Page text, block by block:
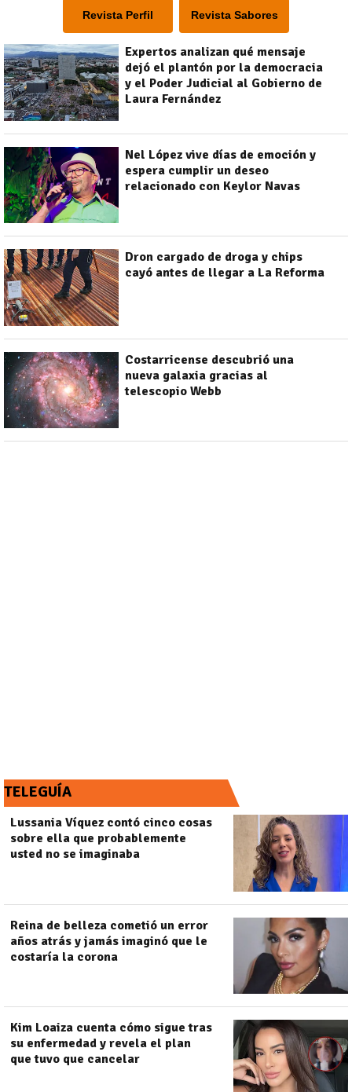
Revista Perfil Revista Sabores
Expertos analizan qué mensaje
dejó el plantón por la democracia
y el Poder Judicial al Gobierno de
Laura Fernández
Nel López vive días de emoción y
espera cumplir un deseo
relacionado con Keylor Navas
Dron cargado de droga y chips
cayó antes de llegar a La Reforma
Costarricense descubrió una
nueva galaxia gracias al
telescopio Webb
TELEGUÍA
Lussania Víquez contó cinco cosas
sobre ella que probablemente
usted no se imaginaba
Reina de belleza cometió un error
años atrás y jamás imaginó que le
costaría la corona
Kim Loaiza cuenta cómo sigue tras
su enfermedad y revela el plan
que tuvo que cancelar